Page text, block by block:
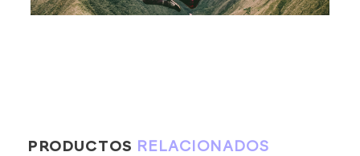
PRODUCTOS RELACIONADOS